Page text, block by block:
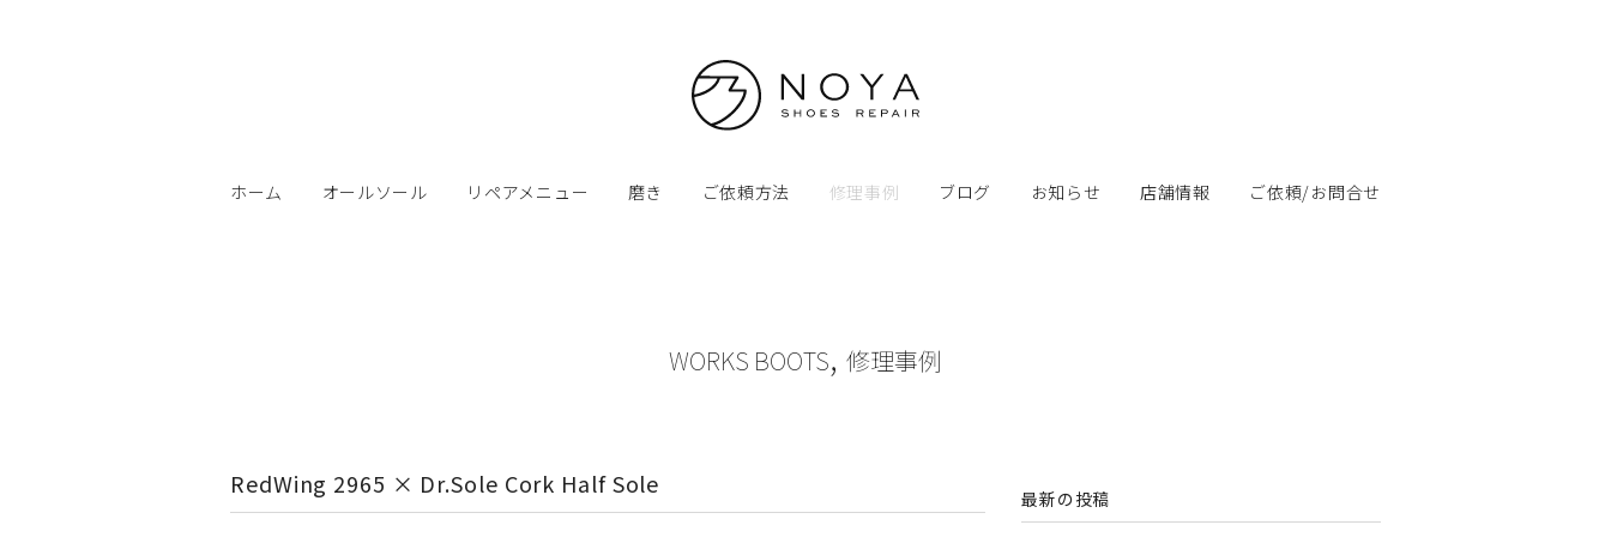
ホーム オールソール リペアメニュー 磨き ご依頼方法 修理事例 ブログ お知らせ 店舗情報 ご依頼/お問合せ
WORKS BOOTS, 修理事例
RedWing 2965 × Dr.Sole Cork Half Sole 最新の投稿